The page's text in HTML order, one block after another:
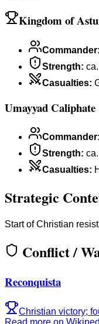
Kingdom of
Commander:
Strength:
Casualties:
Umayyad Caliphate
Commander:
Strength:
Casualties:
Strategic
Start of Christian
Conflict /
Reconquista
Christian victory;
Read more on